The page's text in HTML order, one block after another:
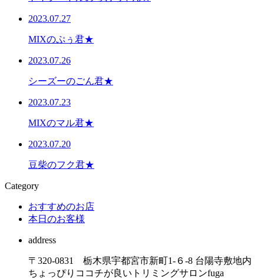
2023.07.27
MIXのぷぅ君★
2023.07.26
シーズーのごん君★
2023.07.23
MIXのマル君★
2023.07.20
豆柴のフク君★
Category
おすすめのお店
本日のお客様
address
〒320-0831 栃木県宇都宮市新町1-６-8 台陽寺敷地内
ちょっぴりココチが良いトリミングサロンfuga